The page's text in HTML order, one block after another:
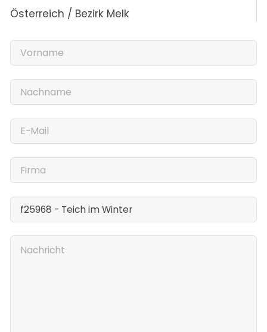
Österreich / Bezirk Melk